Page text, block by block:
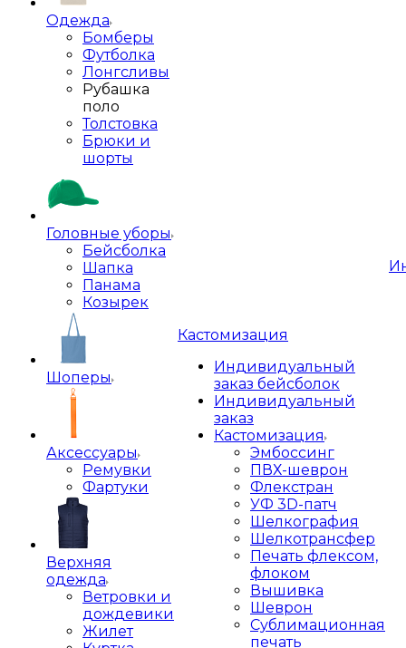
Одежда
Бомберы
Футболка
Лонгсливы
Рубашка
поло
Толстовка
Брюки и
шорты
Головные уборы
Бейсболка
Шапка
Панама
Козырек
Шоперы
Аксессуары
Ремувки
Фартуки
Верхняя
одежда
Ветровки и
дождевики
Жилет
Кастомизация
Индивидуальный
заказ бейсболок
Индивидуальный
заказ
Кастомизация
Эмбоссинг
ПВХ-шеврон
Флекстран
УФ 3D-патч
Шелкография
Шелкотрансфер
Печать флексом,
флоком
Вышивка
Шеврон
Сублимационная
печать